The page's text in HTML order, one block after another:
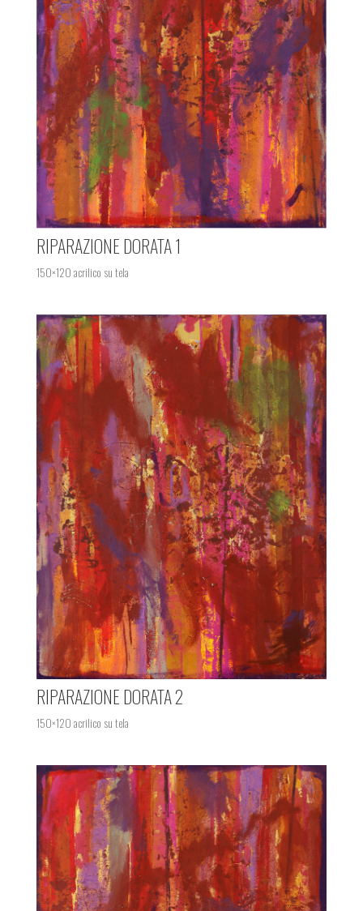
RIPARAZIONE DORATA 1
150×120 acrilico su tela
RIPARAZIONE DORATA 2
150×120 acrilico su tela